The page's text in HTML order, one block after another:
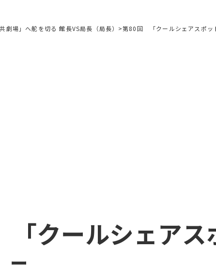
劇場」へ舵を切る 館長VS局長（局長） >第80回 「クールシェアスポッ
クールシェアス